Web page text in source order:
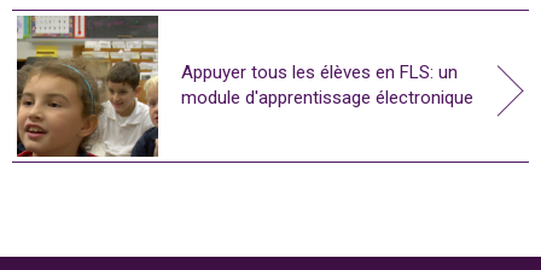
Appuyer tous les élèves en FLS: un
module d'apprentissage électronique